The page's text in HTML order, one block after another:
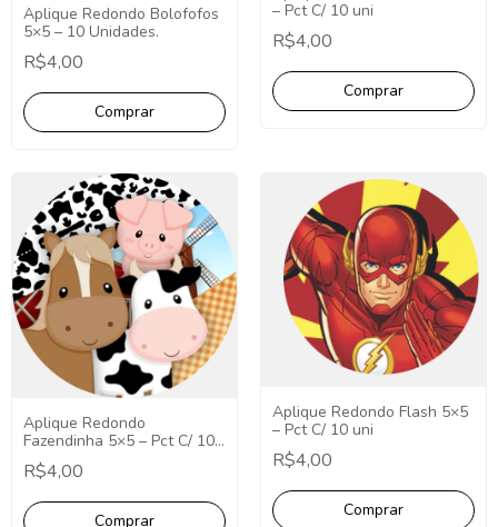
Aplique Redondo Bolofofos
5×5 – 10 Unidades.
R$4,00
– Pct C/ 10 uni
R$4,00
Aplique Redondo
Fazendinha 5×5 – Pct C/ 10
uni
R$4,00
Aplique Redondo Flash 5×5
– Pct C/ 10 uni
R$4,00